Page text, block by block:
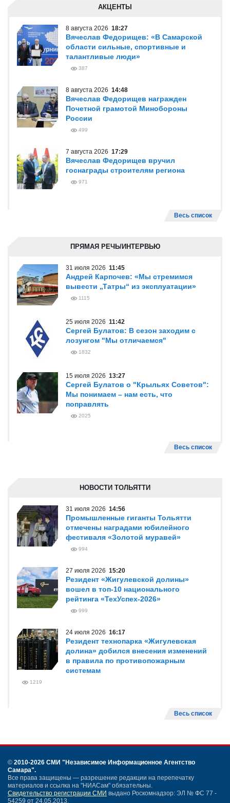
АКЦЕНТЫ
8 августа 2026 18:27
Вячеслав Федорищев: «В Самарской
области сильные, спортивные и
талантливые люди»
387
8 августа 2026 14:48
Вячеслав Федорищев награжден
Почетной грамотой Минобороны
России
499
7 августа 2026 17:29
Вячеслав Федорищев вручил
госнаграды строителям региона
971
Весь список
ПРЯМАЯ РЕЧЬ/ИНТЕРВЬЮ
31 июля 2026 11:45
Андрей Карпочев: «Мы стремимся
вывести „Татры“ из эксплуатации»
1115
25 июля 2026 11:42
Сергей Булатов: В сезон заходим с
лозунгом "Мы отличаемся"
1832
15 июля 2026 13:27
Сергей Булатов о "Крыльях Советов":
Мы понимаем – нам есть, что
поправлять
2025
Весь список
НОВОСТИ ТОЛЬЯТТИ
31 июля 2026 14:56
Промышленные гиганты Тольятти
отмечены наградами юбилейного
фестиваля «Золотой муравей»
994
27 июля 2026 15:20
Резидент «Жигулевской долины»
вошел в топ-10 национального
рейтинга «ТехУспех-2026»
999
24 июля 2026 16:17
Резидент технопарка «Жигулевская
долина» добился внесения изменений
в правила по противопожарным
системам
1219
Весь список
© 2010-2026 СМИ "Независимое Информационное Агентство
Самара".
Все права защищены — разрешение редакции на перепечатку
материалов и ссылка на "НИАСам" обязательны.
Свидетельство регистрации СМИ выдано Роскомнадзор: ЭЛ № ФС 77 -
54259 от 24.05.2013.